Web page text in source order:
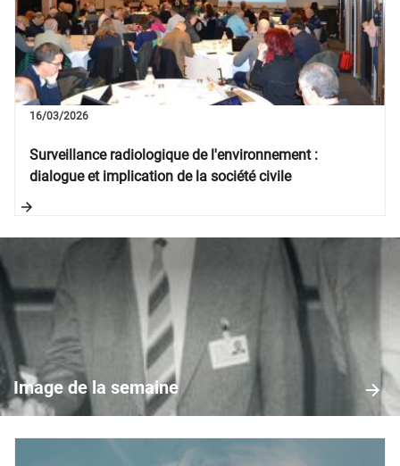
Image de la semaine
Image
de
semaine
Surveillance radiologique de l'environnement :
dialogue et implication de la société civile
16/03/2026